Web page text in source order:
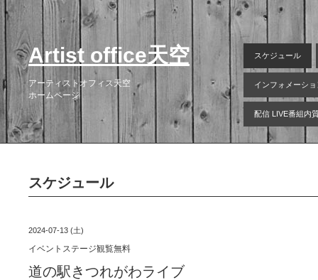
Artist office天空
アーティストオフィス天空
ホームページ
スケジュール
インフォメーショ
配信 LIVE番組内
スケジュール
2024-07-13 (土)
イベントステージ観覧無料
道の駅きつれがわライブ